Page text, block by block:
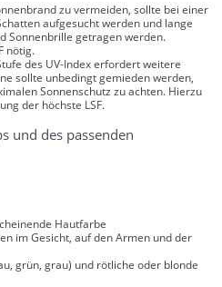
zu vermeiden, sollte bei einer
aufgesucht werden und lange
Sonnenbrille getragen werden.
nötig.
des UV-Index erfordert weitere
sollte unbedingt gemieden werden,
Sonnenschutz zu achten. Hierzu
der höchste LSF.
und des passenden
Hautfarbe
im Gesicht, auf den Armen und der
grün, grau) und rötliche oder blonde